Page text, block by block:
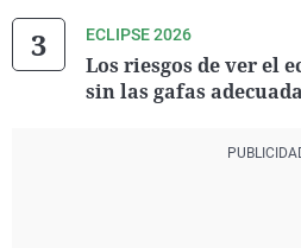
ECLIPSE 2026
Los riesgos de ver el
sin las gafas